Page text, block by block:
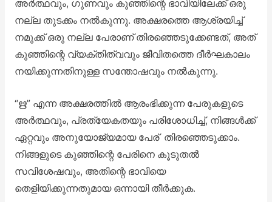
അർത്ഥവും, ഗുണവും കുഞ്ഞിന്റെ ഭാവിയിലേക്ക് ഒരു
നല്ല തുടക്കം നൽകുന്നു. അക്ഷരത്തെ ആശ്രയിച്ച്
നമുക്ക് ഒരു നല്ല പേരാണ് തിരഞ്ഞെടുക്കേണ്ടത്, അത്
കുഞ്ഞിന്റെ വ്യക്തിത്വവും ജീവിതത്തെ ദീർഘകാലം
നയിക്കുന്നതിനുള്ള സന്തോഷവും നൽകുന്നു.
“ഋ” എന്ന അക്ഷരത്തിൽ ആരംഭിക്കുന്ന പേരുകളുടെ
അർത്ഥവും, പ്രത്യേകതയും പരിശോധിച്ച്, നിങ്ങൾക്ക്
ഏറ്റവും അനുയോജ്യമായ പേര് തിരഞ്ഞെടുക്കാം.
നിങ്ങളുടെ കുഞ്ഞിന്റെ പേരിനെ കൂടുതൽ
സവിശേഷവും, അതിന്റെ ഭാവിയെ
തെളിയിക്കുന്നതുമായ ഒന്നായി തീർക്കുക.